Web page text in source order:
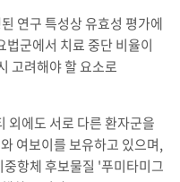
연구 특성상 유효성 평가에
군에서 치료 중단 비율이
고려해야 할 요소로
외에도 서로 다른 환자군을
여보이를 보유하고 있으며,
항체 후보물질 '푸미타미그